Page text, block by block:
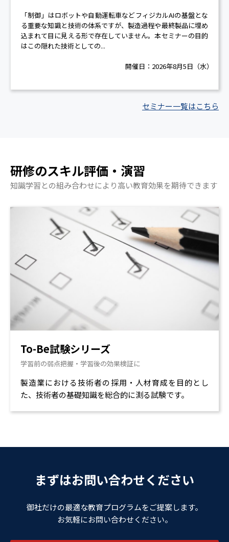
「制御」はロボットや自動運転車などフィジカルAIの基盤とな
る重要な知識と技術の体系ですが、製造過程や最終製品に埋め
込まれて目に見える形で存在していません。本セミナーの目的
はこの隠れた技術としての...
開催日： 2026年8月5日（水）
セミナー一覧はこちら
研修のスキル評価・演習
知識学習との組み合わせにより高い教育効果を期待できます
To-Be試験シリーズ
学習前の弱点把握・学習後の効果検証に
製造業における技術者の採用・人材育成を目的とし
た、技術者の基礎知識を総合的に測る試験です。
まずはお問い合わせください
御社だけの最適な教育プログラムをご提案します。
お気軽にお問い合わせください。